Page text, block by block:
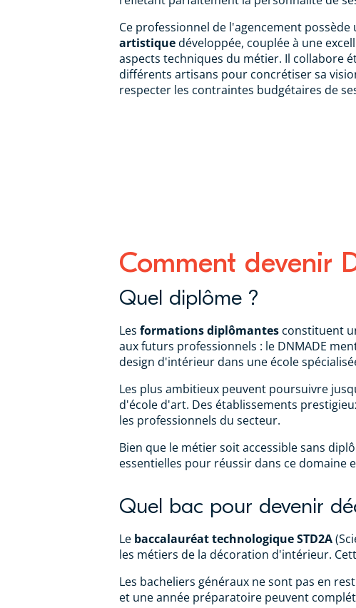
Ce professionnel de l'agencement possède
artistiquedéveloppée, couplée à une
aspects techniques du métier. Il collabore
différents artisans pour concrétiser sa
respecter les contraintes budgétaires de
Comment devenir
Quel diplôme ?
Les formations diplômantes constituent
aux futurs professionnels : le DNMADE
design d'intérieur dans une école
Les plus ambitieux peuvent poursuivre
d'école d'art. Des établissements
les professionnels du secteur.
Bien que le métier soit accessible sans
essentielles pour réussir dans ce domaine
Quel bac pour devenir
Le baccalauréat technologique STD2A
les métiers de la décoration d'intérieur.
Les bacheliers généraux ne sont pas en
et une année préparatoire peuvent